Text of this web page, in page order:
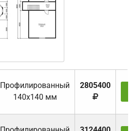
Профилированный
140х140 мм
2805400